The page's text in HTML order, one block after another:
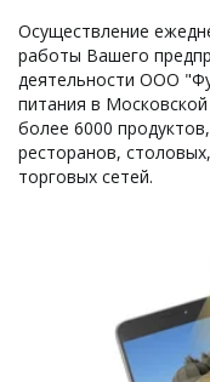
Осуществление
работы Вашего
деятельности ООО
питания в
более 6000
ресторанов,
торговых сетей.